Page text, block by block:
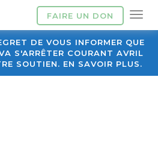
FAIRE UN DON
DE VOUS INFORMER QUE
S'ARRÊTER COURANT AVRIL
SOUTIEN. EN SAVOIR PLUS.